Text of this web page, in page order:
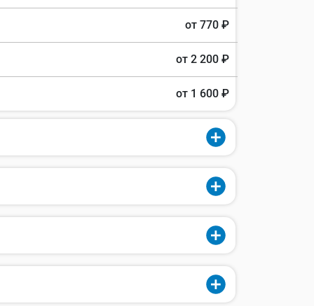
от 770 ₽
от 2 200 ₽
от 1 600 ₽